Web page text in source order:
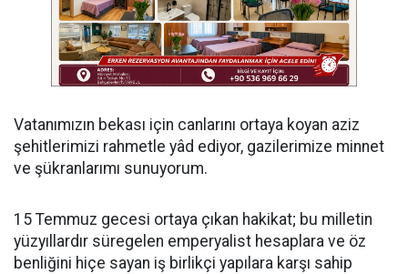
Vatanımızın bekası için canlarını ortaya koyan aziz
şehitlerimizi rahmetle yâd ediyor, gazilerimize minnet
ve şükranlarımı sunuyorum.
15 Temmuz gecesi ortaya çıkan hakikat; bu milletin
yüzyıllardır süregelen emperyalist hesaplara ve öz
benliğini hiçe sayan iş birlikçi yapılara karşı sahip